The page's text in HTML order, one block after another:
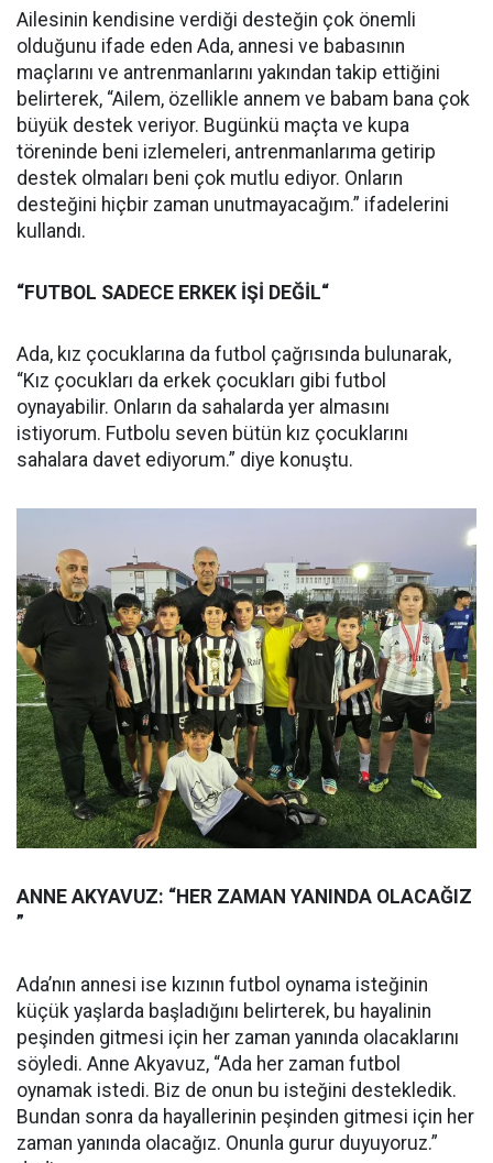
Ailesinin kendisine verdiği desteğin çok önemli
olduğunu ifade eden Ada, annesi ve babasının
maçlarını ve antrenmanlarını yakından takip ettiğini
belirterek, “Ailem, özellikle annem ve babam bana çok
büyük destek veriyor. Bugünkü maçta ve kupa
töreninde beni izlemeleri, antrenmanlarıma getirip
destek olmaları beni çok mutlu ediyor. Onların
desteğini hiçbir zaman unutmayacağım.” ifadelerini
kullandı.
“FUTBOL SADECE ERKEK İŞİ DEĞİL“
Ada, kız çocuklarına da futbol çağrısında bulunarak,
“Kız çocukları da erkek çocukları gibi futbol
oynayabilir. Onların da sahalarda yer almasını
istiyorum. Futbolu seven bütün kız çocuklarını
sahalara davet ediyorum.” diye konuştu.
ANNE AKYAVUZ: “HER ZAMAN YANINDA OLACAĞIZ
”
Ada’nın annesi ise kızının futbol oynama isteğinin
küçük yaşlarda başladığını belirterek, bu hayalinin
peşinden gitmesi için her zaman yanında olacaklarını
söyledi. Anne Akyavuz, “Ada her zaman futbol
oynamak istedi. Biz de onun bu isteğini destekledik.
Bundan sonra da hayallerinin peşinden gitmesi için her
zaman yanında olacağız. Onunla gurur duyuyoruz.”